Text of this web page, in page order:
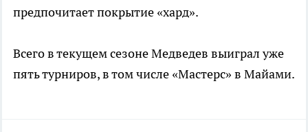
предпочитает покрытие «хард».
Всего в текущем сезоне Медведев выиграл уже
пять турниров, в том числе «Мастерс» в Майами.